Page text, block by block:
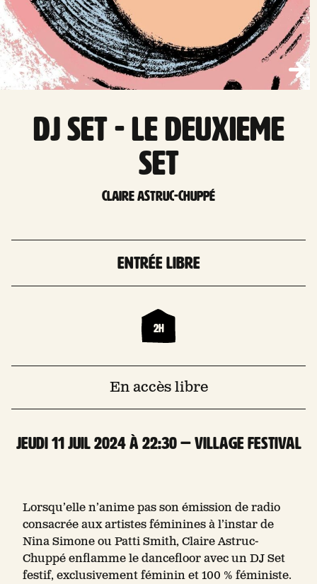
DJ set - LE DEUXIEME
SET
Claire Astruc-Chuppé
Entrée libre
2h
En accès libre
jeudi 11 Juil 2024 à 22:30 — Village Festival
Lorsqu’elle n’anime pas son émission de radio
consacrée aux artistes féminines à l’instar de
Nina Simone ou Patti Smith, Claire Astruc-
Chuppé enflamme le dancefloor avec un DJ Set
festif, exclusivement féminin et 100 % féministe.